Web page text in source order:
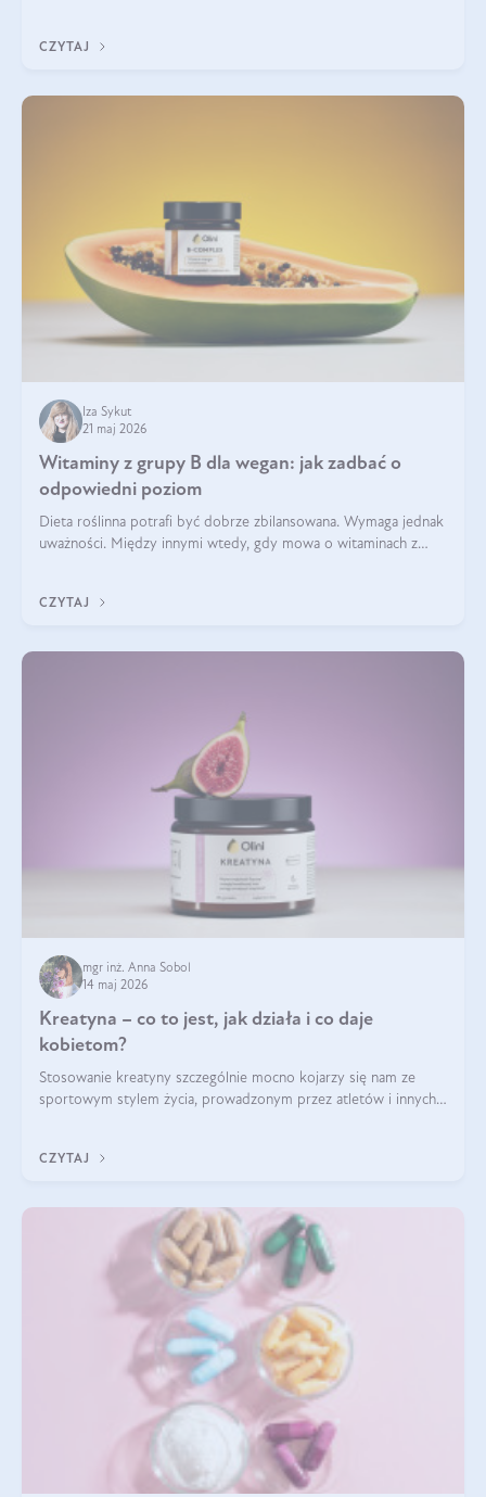
CZYTAJ
Iza Sykut
21 maj 2026
Witaminy z grupy B dla wegan: jak zadbać o
odpowiedni poziom
Dieta roślinna potrafi być dobrze zbilansowana. Wymaga jednak
uważności. Między innymi wtedy, gdy mowa o witaminach z
CZYTAJ
mgr inż. Anna Sobol
14 maj 2026
Kreatyna – co to jest, jak działa i co daje
kobietom?
Stosowanie kreatyny szczególnie mocno kojarzy się nam ze
sportowym stylem życia, prowadzonym przez atletów i innych
zwiększa masę
CZYTAJ